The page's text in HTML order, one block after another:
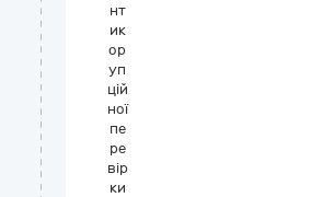
нт
ик
ор
уп
цій
ної
пе
ре
вір
ки